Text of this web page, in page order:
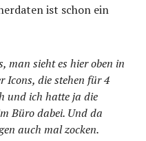
ist schon ein
man sieht es hier oben in
Icons, die stehen für 4
und ich hatte ja die
Büro dabei. Und da
auch mal zocken.